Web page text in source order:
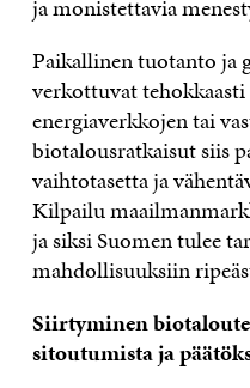
ja monistettavia
Paikallinen tuotanto ja
verkottuvat
energiaverkkojen tai
biotalousratkaisut siis
vaihtotasetta ja
Kilpailu
ja siksi Suomen tulee
mahdollisuuksiin
Siirtyminen
sitoutumista ja